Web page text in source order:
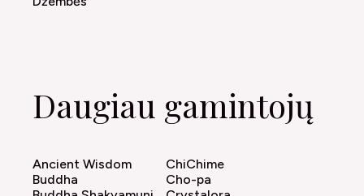
Daugiau gamintojų
Ancient Wisdom
Buddha
ChiChime
Cho-pa